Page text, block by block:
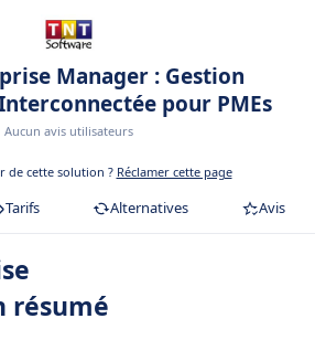
Manager : Gestion
pour PMEs
Aucun avis utilisateurs
de cette solution ? Réclamer cette page
Tarifs Alternatives Avis
résumé